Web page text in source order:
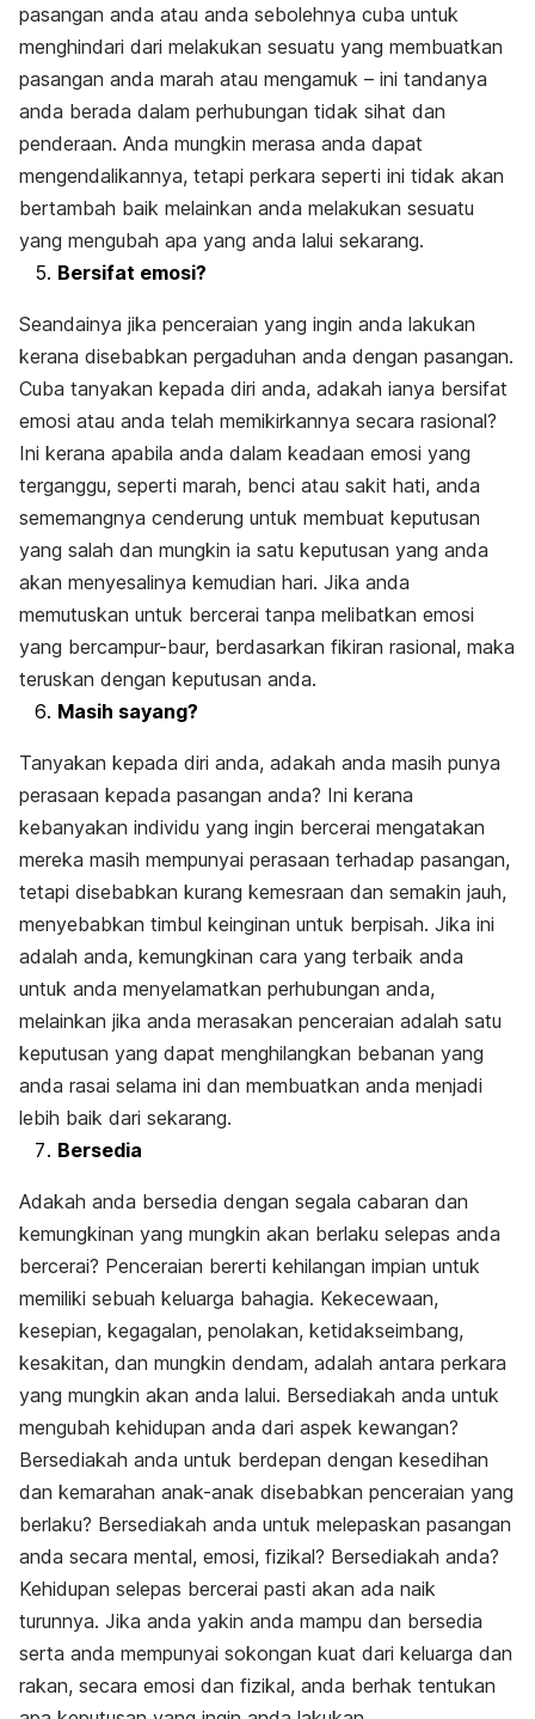
pasangan anda atau anda sebolehnya cuba untuk
menghindari dari melakukan sesuatu yang membuatkan
pasangan anda marah atau mengamuk – ini tandanya
anda berada dalam perhubungan tidak sihat dan
penderaan. Anda mungkin merasa anda dapat
mengendalikannya, tetapi perkara seperti ini tidak akan
bertambah baik melainkan anda melakukan sesuatu
yang mengubah apa yang anda lalui sekarang.
Bersifat emosi?
Seandainya jika penceraian yang ingin anda lakukan
kerana disebabkan pergaduhan anda dengan pasangan.
Cuba tanyakan kepada diri anda, adakah ianya bersifat
emosi atau anda telah memikirkannya secara rasional?
Ini kerana apabila anda dalam keadaan emosi yang
terganggu, seperti marah, benci atau sakit hati, anda
sememangnya cenderung untuk membuat keputusan
yang salah dan mungkin ia satu keputusan yang anda
akan menyesalinya kemudian hari. Jika anda
memutuskan untuk bercerai tanpa melibatkan emosi
yang bercampur-baur, berdasarkan fikiran rasional, maka
teruskan dengan keputusan anda.
Masih sayang?
Tanyakan kepada diri anda, adakah anda masih punya
perasaan kepada pasangan anda? Ini kerana
kebanyakan individu yang ingin bercerai mengatakan
mereka masih mempunyai perasaan terhadap pasangan,
tetapi disebabkan kurang kemesraan dan semakin jauh,
menyebabkan timbul keinginan untuk berpisah. Jika ini
adalah anda, kemungkinan cara yang terbaik anda
untuk anda menyelamatkan perhubungan anda,
melainkan jika anda merasakan penceraian adalah satu
keputusan yang dapat menghilangkan bebanan yang
anda rasai selama ini dan membuatkan anda menjadi
lebih baik dari sekarang.
Bersedia
Adakah anda bersedia dengan segala cabaran dan
kemungkinan yang mungkin akan berlaku selepas anda
bercerai? Penceraian bererti kehilangan impian untuk
memiliki sebuah keluarga bahagia. Kekecewaan,
kesepian, kegagalan, penolakan, ketidakseimbang,
kesakitan, dan mungkin dendam, adalah antara perkara
yang mungkin akan anda lalui. Bersediakah anda untuk
mengubah kehidupan anda dari aspek kewangan?
Bersediakah anda untuk berdepan dengan kesedihan
dan kemarahan anak-anak disebabkan penceraian yang
berlaku? Bersediakah anda untuk melepaskan pasangan
anda secara mental, emosi, fizikal? Bersediakah anda?
Kehidupan selepas bercerai pasti akan ada naik
turunnya. Jika anda yakin anda mampu dan bersedia
serta anda mempunyai sokongan kuat dari keluarga dan
rakan, secara emosi dan fizikal, anda berhak tentukan